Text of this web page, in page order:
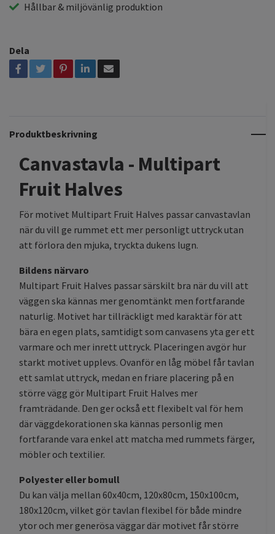
Hållbar & miljövänlig produktion
Dela
Produktbeskrivning
Canvastavla - Multipart
Fruit Halves
För motivet Multipart Fruit Halves passar canvastavlan
när du vill ge rummet ett mer personligt uttryck utan
att förlora den mjuka, tryckta dukens lugn.
Bildens närvaro
Multipart Fruit Halves passar särskilt bra när du vill att
väggen ska kännas mer genomtänkt men fortfarande
naturlig. Motivet har tillräckligt med karaktär för att
bära en egen plats, samtidigt som canvasens yta ger ett
varmare och mer inrett uttryck. Placeringen avgör hur
starkt motivet upplevs. Ovanför en låg möbel får tavlan
ett samlat uttryck, medan en friare placering på en
större vägg gör Multipart Fruit Halves mer
framträdande. Den ger också ett flexibelt val för hem
där väggdekorationen ska kännas personlig men
fortfarande vara enkel att matcha med rummets färger,
möbler och textilier.
Polyester eller bomull
Du kan välja mellan 60x40cm, 120x80cm, 150x100cm,
180x120cm, vilket gör tavlan flexibel för både mindre
ytor och mer generösa väggar där motivet får större